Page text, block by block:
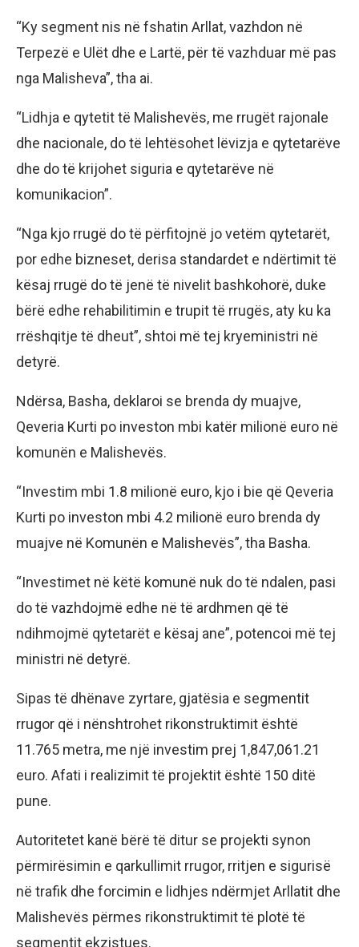
“Ky segment nis në fshatin Arllat, vazhdon në
Terpezë e Ulët dhe e Lartë, për të vazhduar më pas
nga Malisheva”, tha ai.
“Lidhja e qytetit të Malishevës, me rrugët rajonale
dhe nacionale, do të lehtësohet lëvizja e qytetarëve
dhe do të krijohet siguria e qytetarëve në
komunikacion”.
“Nga kjo rrugë do të përfitojnë jo vetëm qytetarët,
por edhe bizneset, derisa standardet e ndërtimit të
kësaj rrugë do të jenë të nivelit bashkohorë, duke
bërë edhe rehabilitimin e trupit të rrugës, aty ku ka
rrëshqitje të dheut”, shtoi më tej kryeministri në
detyrë.
Ndërsa, Basha, deklaroi se brenda dy muajve,
Qeveria Kurti po investon mbi katër milionë euro në
komunën e Malishevës.
“Investim mbi 1.8 milionë euro, kjo i bie që Qeveria
Kurti po investon mbi 4.2 milionë euro brenda dy
muajve në Komunën e Malishevës”, tha Basha.
“Investimet në këtë komunë nuk do të ndalen, pasi
do të vazhdojmë edhe në të ardhmen që të
ndihmojmë qytetarët e kësaj ane”, potencoi më tej
ministri në detyrë.
Sipas të dhënave zyrtare, gjatësia e segmentit
rrugor që i nënshtrohet rikonstruktimit është
11.765 metra, me një investim prej 1,847,061.21
euro. Afati i realizimit të projektit është 150 ditë
pune.
Autoritetet kanë bërë të ditur se projekti synon
përmirësimin e qarkullimit rrugor, rritjen e sigurisë
në trafik dhe forcimin e lidhjes ndërmjet Arllatit dhe
Malishevës përmes rikonstruktimit të plotë të
segmentit ekzistues.